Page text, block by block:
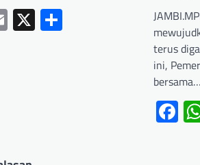
Email
X
terus
ini,
bersama…